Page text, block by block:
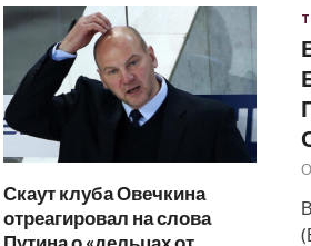
Скаут клуба Овечкина
отреагировал на слова